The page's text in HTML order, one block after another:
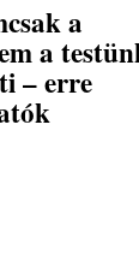
a
a
– erre